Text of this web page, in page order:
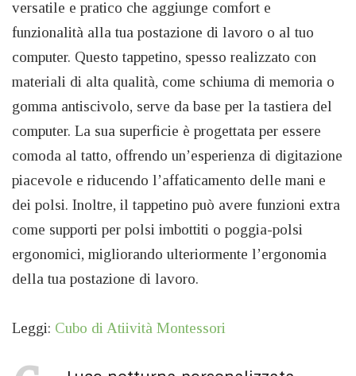
versatile e pratico che aggiunge comfort e
funzionalità alla tua postazione di lavoro o al tuo
computer. Questo tappetino, spesso realizzato con
materiali di alta qualità, come schiuma di memoria o
gomma antiscivolo, serve da base per la tastiera del
computer. La sua superficie è progettata per essere
comoda al tatto, offrendo un’esperienza di digitazione
piacevole e riducendo l’affaticamento delle mani e
dei polsi. Inoltre, il tappetino può avere funzioni extra
come supporti per polsi imbottiti o poggia-polsi
ergonomici, migliorando ulteriormente l’ergonomia
della tua postazione di lavoro.
Leggi: Cubo di Atiività Montessori